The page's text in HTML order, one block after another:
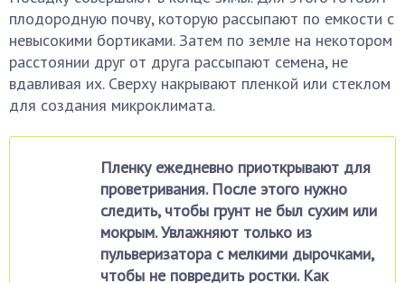
плодородную почву, которую рассыпают по емкости с
невысокими бортиками. Затем по земле на некотором
расстоянии друг от друга рассыпают семена, не
вдавливая их. Сверху накрывают пленкой или стеклом
для создания микроклимата.
Пленку ежедневно приоткрывают для
проветривания. После этого нужно
следить, чтобы грунт не был сухим или
мокрым. Увлажняют только из
пульверизатора с мелкими дырочками,
чтобы не повредить ростки. Как